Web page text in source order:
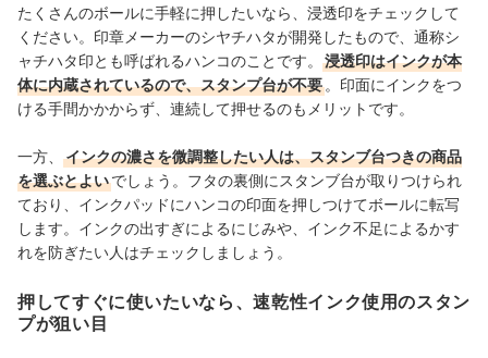
たくさんのボールに手軽に押したいなら、浸透印をチェックして
ください。印章メーカーのシヤチハタが開発したもので、通称シ
ャチハタ印とも呼ばれるハンコのことです。
浸透印はインクが本
体に内蔵されているので、スタンプ台が不要 。印面にインクをつ
ける手間かかからず、連続して押せるのもメリットです。
一方、
インクの濃さを微調整したい人は、スタンブ台つきの商品
を選ぶとよいでしょう。フタの裏側にスタンブ台が取りつけられ
ており、インクパッドにハンコの印面を押しつけてボールに転写
します。インクの出すぎによるにじみや、インク不足によるかす
れを防ぎたい人はチェックしましょう。
押してすぐに使いたいなら、速乾性インク使用のスタン
プが狙い目